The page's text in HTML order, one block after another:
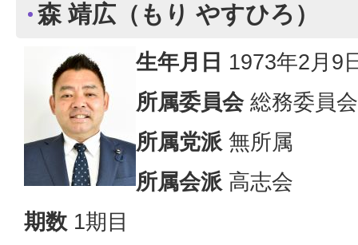
森 靖広（もり やすひろ）
生年月日 1973年2月9
所属委員会 総務委員
所属党派 無所属
所属会派 高志会
期数 1期目